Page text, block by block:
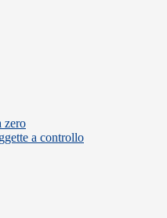
zero
a controllo